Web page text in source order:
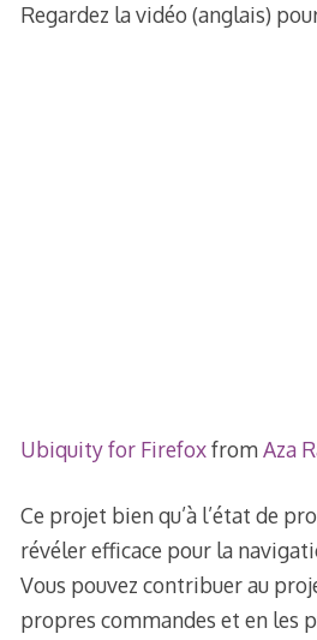
Regardez la vidéo (anglais)
Ubiquity for FirefoxfromAza
Ce projet bien qu’à l’état de
révéler efficace pour la
Vous pouvez contribuer au
propres commandes et en les